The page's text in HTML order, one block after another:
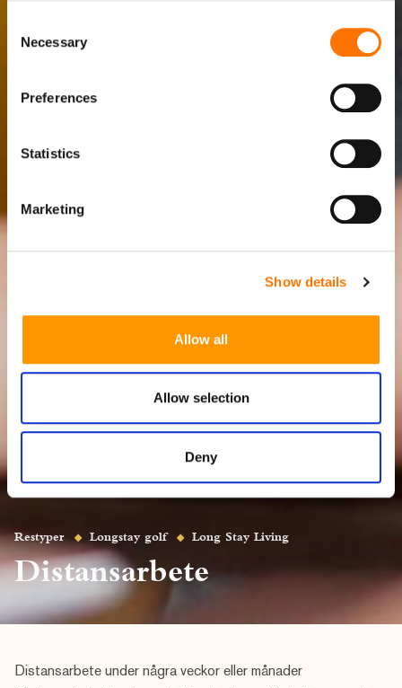
Selection
Necessary
Preferences
Statistics
Marketing
Show details
Allow all
Allow selection
Deny
Restyper Longstay golf Long Stay Living
Distansarbete
Distansarbete under några veckor eller månader